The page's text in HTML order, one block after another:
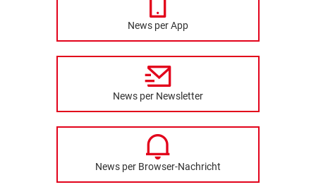
News per App
News per Newsletter
News per Browser-Nachricht